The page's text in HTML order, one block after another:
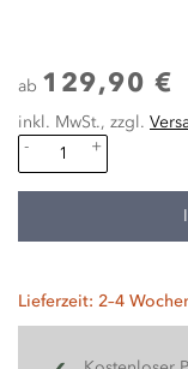
ab 129,90 €
inkl. MwSt., zzgl.
-
+
Lieferzeit: 2–4